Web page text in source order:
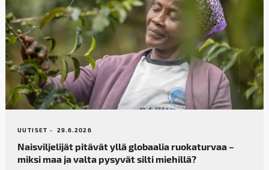
UUTISET - 29.6.2026
Naisviljelijät pitävät yllä globaalia ruokaturvaa –
miksi maa ja valta pysyvät silti miehillä?